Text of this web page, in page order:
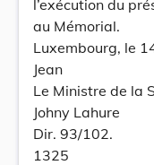
l’exécution du
au Mémorial.
Luxembourg, le
Jean
Le Ministre de la
Johny Lahure
Dir. 93/102.
1325